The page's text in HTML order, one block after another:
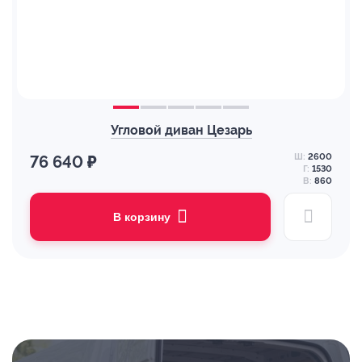
Угловой диван Цезарь
76 640 ₽ Ш: 2600
Г: 1530
В: 860
В корзину